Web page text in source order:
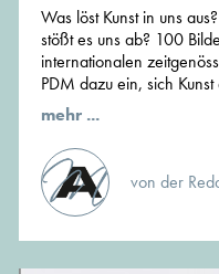
Was löst Kunst in uns
stößt es uns ab? 100
internationalen
PDM dazu ein, sich
mehr ...
von der